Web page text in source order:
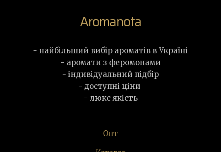
Aromanota
- найбільший вибір ароматів в Україні
- аромати з феромонами
- індивідуальний підбір
- доступні ціни
- люкс якість
Опт